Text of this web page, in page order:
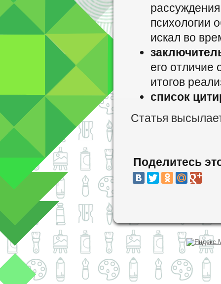
психологии
искал во
его отличие
итогов
список
Статья
Поделитесь